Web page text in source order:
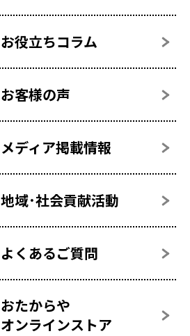
お役立ちコラム
お客様の声
メディア掲載情報
地域･社会貢献活動
よくあるご質問
おたからや
オンラインストア